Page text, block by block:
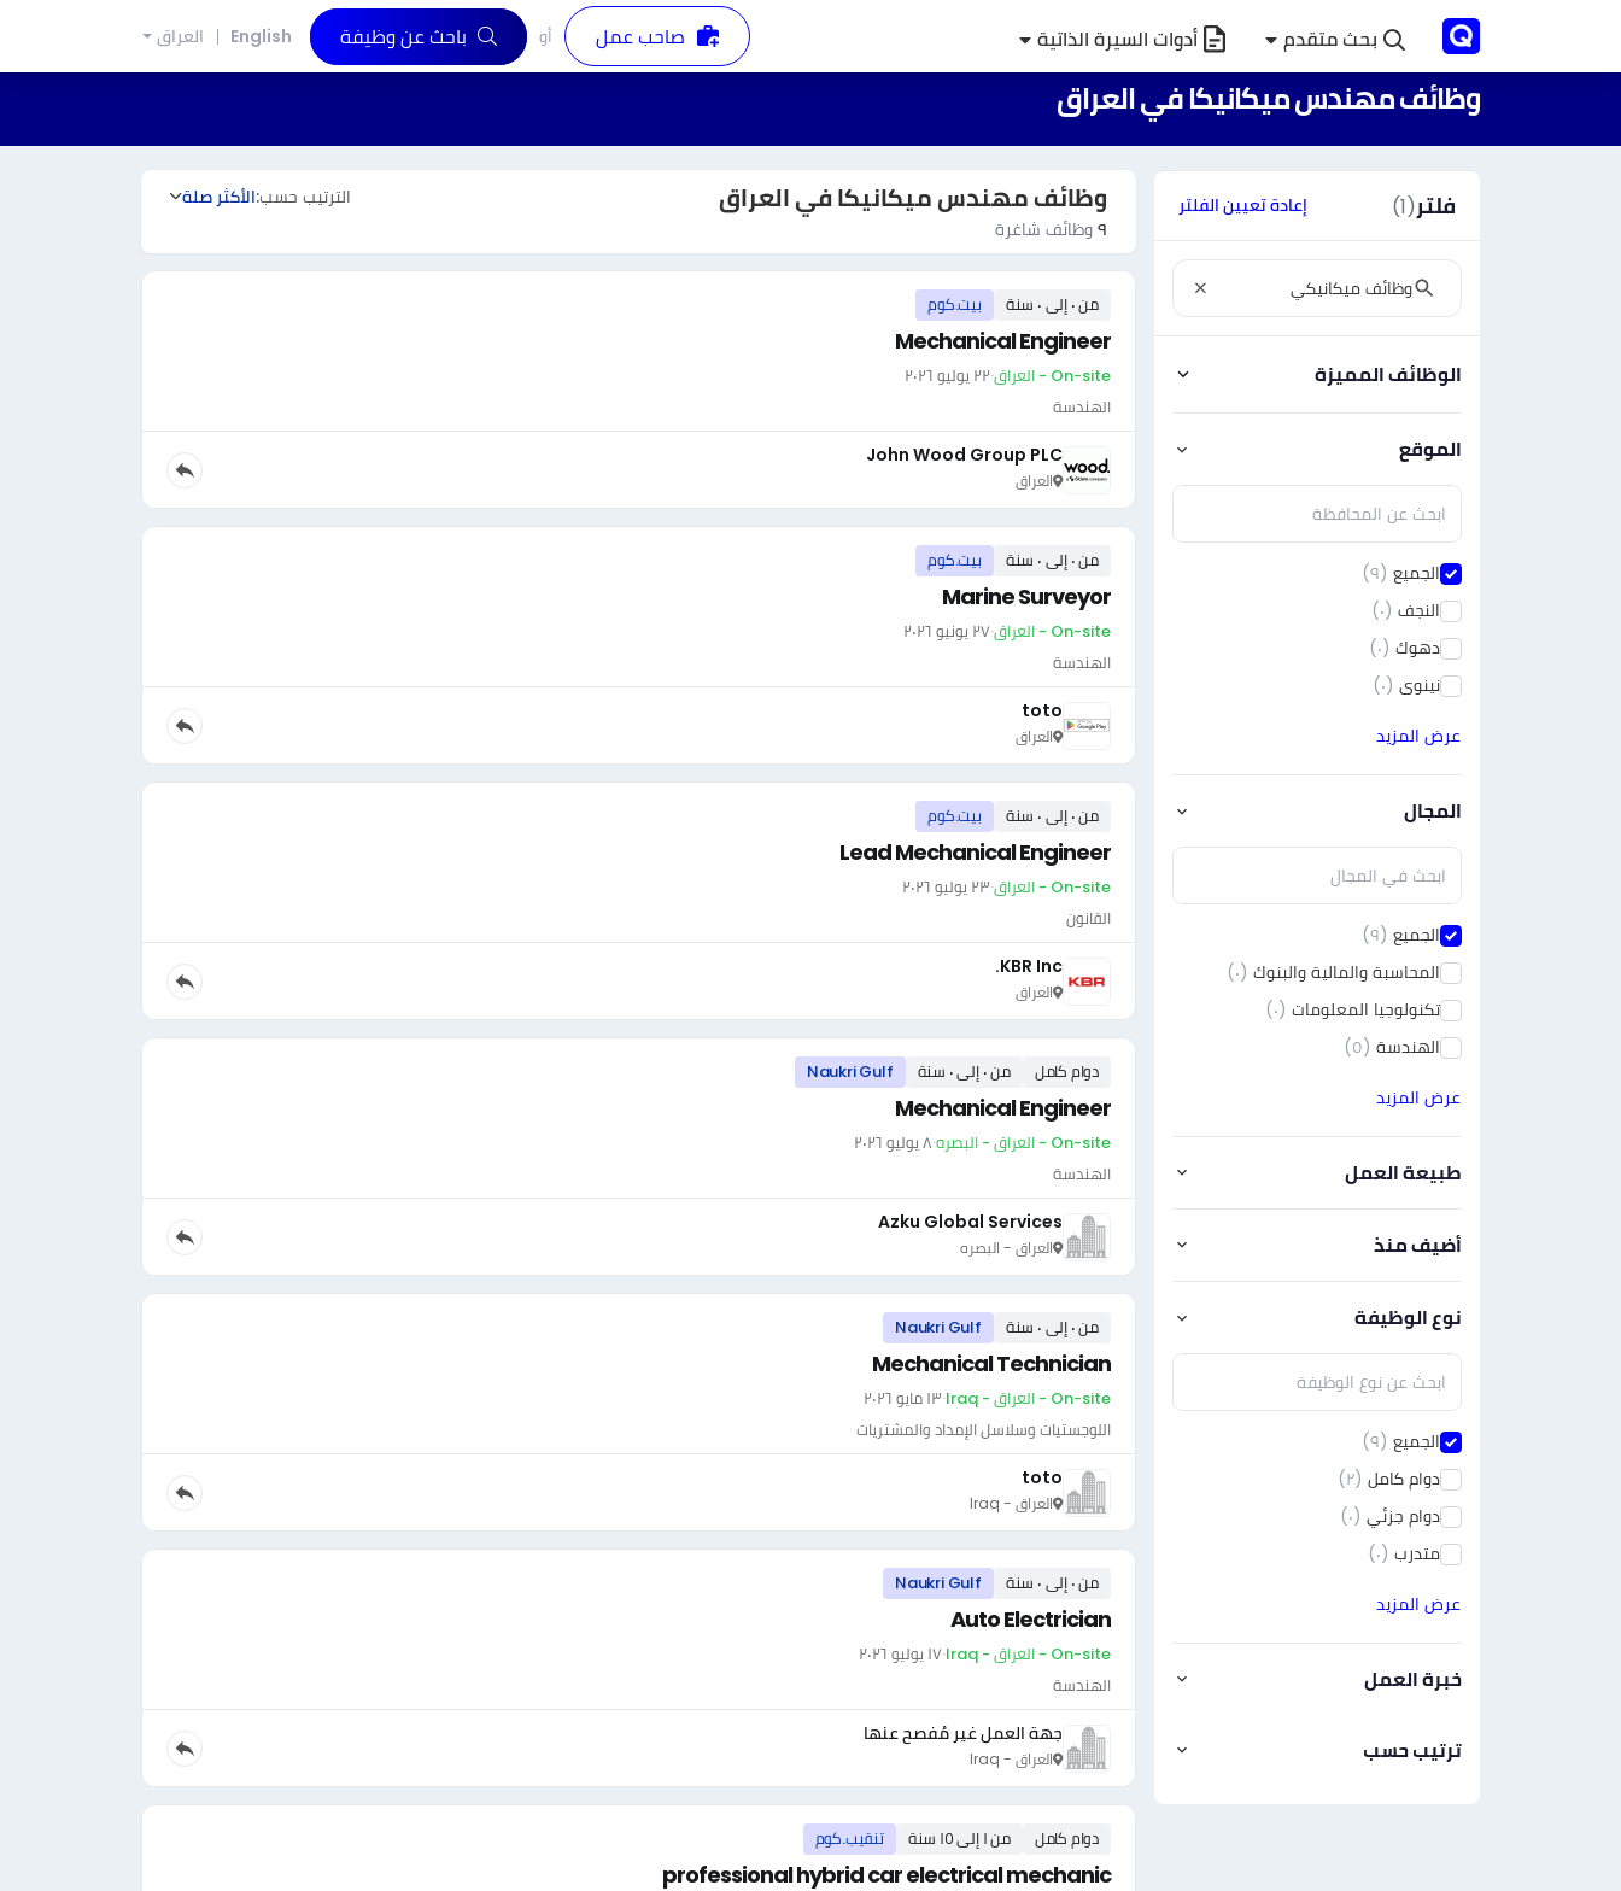
بحث متقدم أدوات السيرة الذاتية صاحب عمل أو باحث عن وظيفة English العراق
وظائف مهندس ميكانيكا في العراق
فلتر(1) إعادة تعيين الفلتر
الوظائف المميزة
الموقع
الجميع (٩)
النجف (٠)
دهوك (٠)
نينوى (٠)
عرض المزيد
المجال
الجميع (٩)
المحاسبة والمالية والبنوك (٠)
تكنولوجيا المعلومات (٠)
الهندسة (٥)
عرض المزيد
طبيعة العمل
أضيف منذ
نوع الوظيفة
الجميع (٩)
دوام كامل (٢)
دوام جزئي (٠)
متدرب (٠)
عرض المزيد
خبرة العمل
ترتيب حسب
وظائف مهندس ميكانيكا في العراق
٩ وظائف شاغرة
الترتيب حسب:الأكثر صلة
من ٠ إلى ٠ سنة بيت.كوم
Mechanical Engineer
On-site - العراق ·٢٢ يوليو ٢٠٢٦
الهندسة
John Wood Group PLC
العراق
من ٠ إلى ٠ سنة بيت.كوم
Marine Surveyor
On-site - العراق ·٢٧ يونيو ٢٠٢٦
الهندسة
toto
العراق
من ٠ إلى ٠ سنة بيت.كوم
Lead Mechanical Engineer
On-site - العراق ·٢٣ يوليو ٢٠٢٦
القانون
KBR Inc.
العراق
دوام كامل من ٠ إلى ٠ سنة Naukri Gulf
Mechanical Engineer
On-site - العراق - البصره ·٨ يوليو ٢٠٢٦
الهندسة
Azku Global Services
العراق - البصره
من ٠ إلى ٠ سنة Naukri Gulf
Mechanical Technician
On-site - العراق - Iraq ·١٣ مايو ٢٠٢٦
اللوجستيات وسلاسل الإمداد والمشتريات
toto
العراق - Iraq
من ٠ إلى ٠ سنة Naukri Gulf
Auto Electrician
On-site - العراق - Iraq ·١٧ يوليو ٢٠٢٦
الهندسة
جهة العمل غير مُفصح عنها
العراق - Iraq
دوام كامل من ١ إلى ١٥ سنة تنقيب.كوم
professional hybrid car electrical mechanic